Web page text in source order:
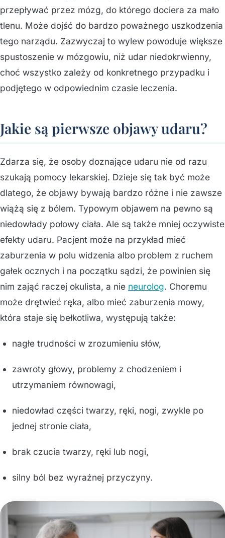
przepływać przez mózg, do którego dociera za mało
tlenu. Może dojść do bardzo poważnego uszkodzenia
tego narządu. Zazwyczaj to wylew powoduje większe
spustoszenie w mózgowiu, niż udar niedokrwienny,
choć wszystko zależy od konkretnego przypadku i
podjętego w odpowiednim czasie leczenia.
Jakie są pierwsze objawy udaru?
Zdarza się, że osoby doznające udaru nie od razu
szukają pomocy lekarskiej. Dzieje się tak być może
dlatego, że objawy bywają bardzo różne i nie zawsze
wiążą się z bólem. Typowym objawem na pewno są
niedowłady połowy ciała. Ale są także mniej oczywiste
efekty udaru. Pacjent może na przykład mieć
zaburzenia w polu widzenia albo problem z ruchem
gałek ocznych i na początku sądzi, że powinien się
nim zająć raczej okulista, a nie neurolog. Choremu
może drętwieć ręka, albo mieć zaburzenia mowy,
która staje się bełkotliwa, występują także:
nagłe trudności w zrozumieniu słów,
zawroty głowy, problemy z chodzeniem i
utrzymaniem równowagi,
niedowład części twarzy, ręki, nogi, zwykle po
jednej stronie ciała,
brak czucia twarzy, ręki lub nogi,
silny ból bez wyraźnej przyczyny.